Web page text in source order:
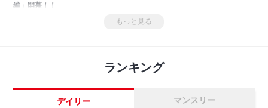
編」開幕！！
もっと見る
ランキング
デイリー マンスリー